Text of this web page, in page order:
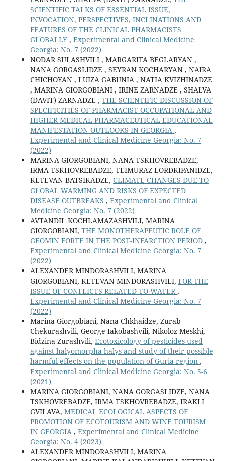
SCIENTIFIC TALKS OF ESSENTIAL ISSUE,
INVOCATION, PERSPECTIVES, INCLINATIONS AND
FEATURES OF THE CLINICAL PHARMACISTS
GLOBALLY , Experimental and Clinical Medicine
Georgia: No. 7 (2022)
NODAR SULASHVILI , MARGARITA BEGLARYAN ,
NANA GORGASLIDZE , SEYRAN KOCHARYAN , NAIRA
CHICHOYAN , LUIZA GABUNIA , NATIA KVIZHINADZE
, MARINA GIORGOBIANI , IRINE ZARNADZE , SHALVA
(DAVIT) ZARNADZE , THE SCIENTIFIC DISCUSSION OF
SPECIFICITIES OF PHARMACIST OCCUPATIONAL AND
HIGHER MEDICAL-PHARMACEUTICAL EDUCATIONAL
MANIFESTATION OUTLOOKS IN GEORGIA ,
Experimental and Clinical Medicine Georgia: No. 7
(2022)
MARINA GIORGOBIANI, NANA TSKHOVREBADZE,
IRMA TSKHOVREBADZE, TEIMURAZ LORDKIPANIDZE,
KETEVAN BATSIKADZE, CLIMATE CHANGES DUE TO
GLOBAL WARMING AND RISKS OF EXPECTED
DISEASE OUTBREAKS , Experimental and Clinical
Medicine Georgia: No. 7 (2022)
AVTANDIL KOCHLAMAZASHVILI, MARINA
GIORGOBIANI, THE MONOTHERAPEUTIC ROLE OF
GEOMIN FORTE IN THE POST-INFARCTION PERIOD ,
Experimental and Clinical Medicine Georgia: No. 7
(2022)
ALEXANDER MINDORASHVILI, MARINA
GIORGOBIANI, KETEVAN MINDORASHVILI, FOR THE
ISSUE OF CONFLICTS RELATED TO WATER,
Experimental and Clinical Medicine Georgia: No. 7
(2022)
Marina Giorgobiani, Nana Chkhaidze, Zurab
Chekurashvili, George Iakobashvili, Nikoloz Meskhi,
Bidzina Zurashvili, Ecotoxicology of pesticides used
against halyomorpha halys and study of their possible
harmful effects on the population of Guria region ,
Experimental and Clinical Medicine Georgia: No. 5-6
(2021)
MARINA GIORGOBIANI, NANA GORGASLIDZE, NANA
TSKHOVREBADZE, IRMA TSKHOVREBADZE, IRAKLI
GVILAVA, MEDICAL ECOLOGICAL ASPECTS OF
PROMOTION OF ECOTOURISM AND WINE TOURISM
IN GEORGIA , Experimental and Clinical Medicine
Georgia: No. 4 (2023)
ALEXANDER MINDORASHVILI, MARINA